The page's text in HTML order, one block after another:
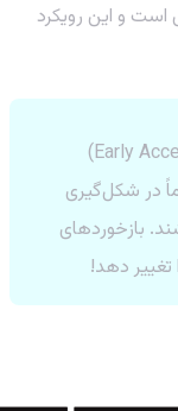
و این رویکرد
فاز «دسترسی زودهنگام» (Early Access)
در شکل‌گیری
بازخوردهای
دهد!